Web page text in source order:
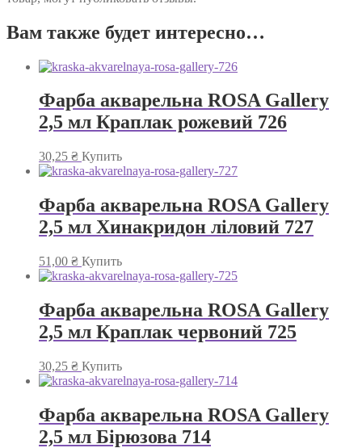
Вам также будет интересно…
Фарба акварельна ROSA Gallery
2,5 мл Краплак рожевий 726
30,25 ₴ Купить
Фарба акварельна ROSA Gallery
2,5 мл Хинакридон ліловий 727
51,00 ₴ Купить
Фарба акварельна ROSA Gallery
2,5 мл Краплак червоний 725
30,25 ₴ Купить
Фарба акварельна ROSA Gallery
2,5 мл Бірюзова 714